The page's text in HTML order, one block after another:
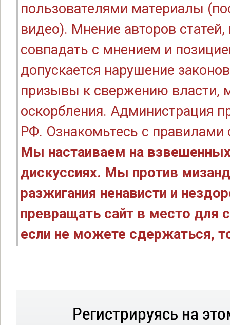
пользователями материалы
видео). Мнение авторов
совпадать с мнением и
допускается нарушение
призывы к свержению власти,
оскорбления. Администрация
РФ. Ознакомьтесь с правилами
Мы настаиваем на
дискуссиях. Мы против
разжигания ненависти и
превращать сайт в место для
если не можете сдержаться,
Регистрируясь на